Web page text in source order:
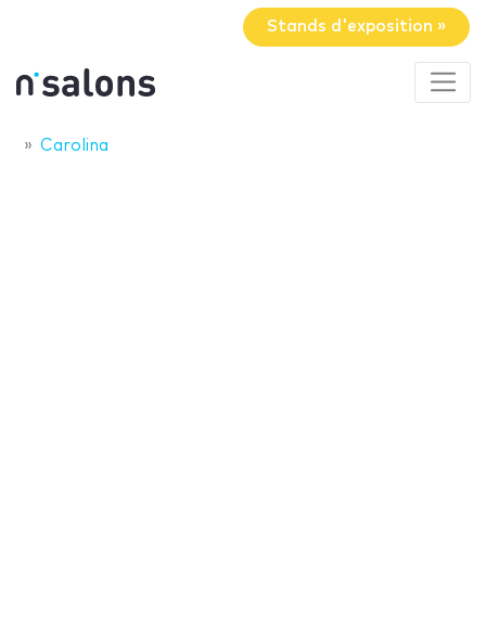
Stands d'exposition »
Carolina